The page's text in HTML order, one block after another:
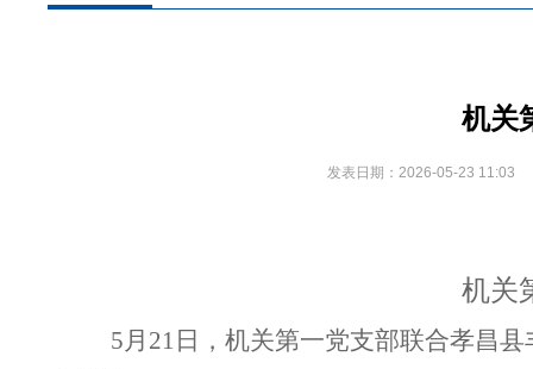
机关
发表日期：2026-05-23 11:03
机关
5月21日，机关第一党支部联合孝昌